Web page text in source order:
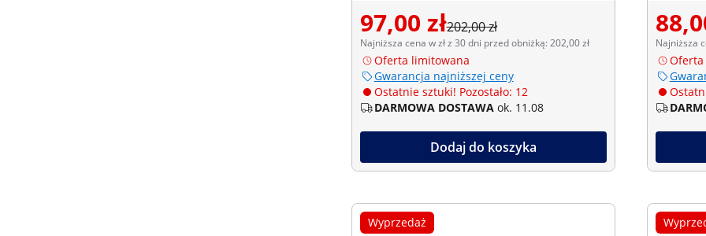
97,00 zł202,00 zł
Najniższa cena w zł z 30 dni przed obniżką: 202,00 zł
Oferta limitowana
Gwarancja najniższej ceny
Ostatnie sztuki! Pozostało: 12
DARMOWA DOSTAWA ok. 11.08
Dodaj do koszyka
Najniższa
Wyprzedaż